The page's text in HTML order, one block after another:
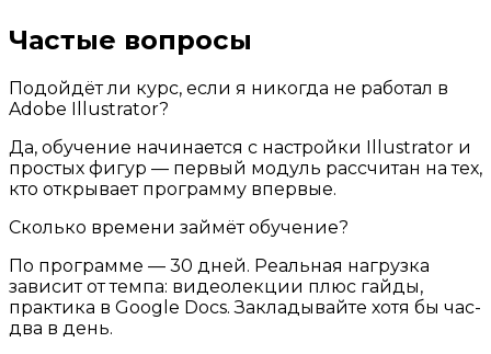
Частые вопросы
Подойдёт ли курс, если я никогда не работал в
Adobe Illustrator?
Да, обучение начинается с настройки Illustrator и
простых фигур — первый модуль рассчитан на тех,
кто открывает программу впервые.
Сколько времени займёт обучение?
По программе — 30 дней. Реальная нагрузка
зависит от темпа: видеолекции плюс гайды,
практика в Google Docs. Закладывайте хотя бы час-
два в день.